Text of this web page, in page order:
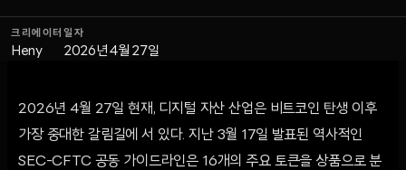
크리에이터
Heny
일자
2026년 4월 27일
2026년 4월 27일 현재, 디지털 자산 산업은 비트코인 탄생 이후
가장 중대한 갈림길에 서 있다. 지난 3월 17일 발표된 역사적인
SEC-CFTC 공동 가이드라인은 16개의 주요 토큰을 상품으로 분